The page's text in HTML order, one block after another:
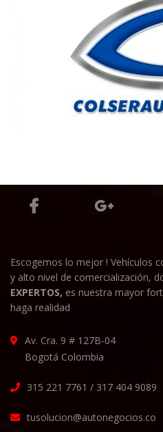
Escogemos lo mejor ! Vehículos
y alto nivel de comercialización,
EXPERTOS, es nuestra mayor
haga realidad
Av. Cra. 9 # 127B-04
Bogotá Colombia
315 221 7761 / 317 404 9089
tusolucion@autonegocios.co